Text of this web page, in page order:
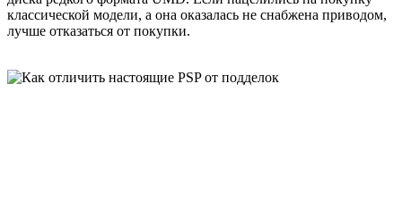
классической модели, а она оказалась не снабжена приводом,
лучше отказаться от покупки.